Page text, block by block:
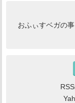
おふぃすベガの